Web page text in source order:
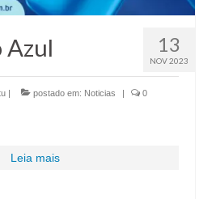
13
NOV 2023
Azul
postado em: Noticias 0
Leia mais